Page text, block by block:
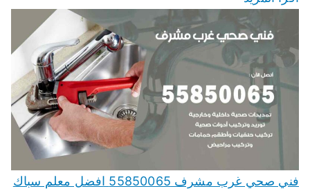
فني صحي غرب مشرف 55850065 افضل معلم سباك